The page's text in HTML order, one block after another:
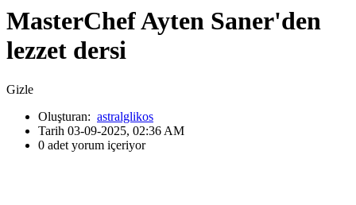
MasterChef Ayten Saner'den
lezzet dersi
Gizle
Oluşturan: astralglikos
Tarih 03-09-2025, 02:36 AM
0 adet yorum içeriyor